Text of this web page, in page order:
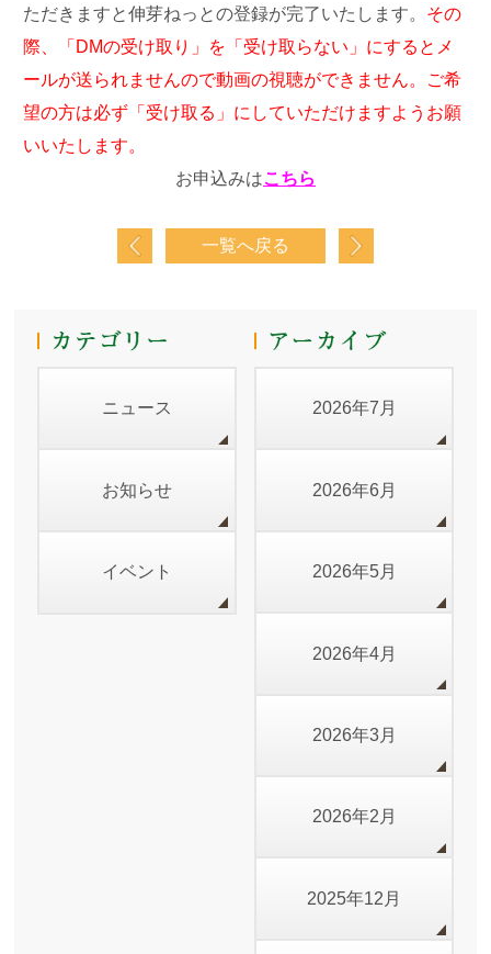
ただきますと伸芽ねっとの登録が完了いたします。 その
際、「DMの受け取り」を「受け取らない」にするとメ
ールが送られませんので動画の視聴ができません。ご希
望の方は必ず「受け取る」にしていただけますようお願
いいたします。
お申込みはこちら
一覧へ戻る
ニュース
お知らせ
イベント
2026年7月
2026年6月
2026年5月
2026年4月
2026年3月
2026年2月
2025年12月